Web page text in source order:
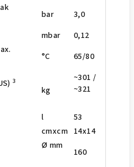
bar
3,0
mbar 0,12
°C 65/80
3
kg
~301 /
~321
l 53
cmxcm 14x14
Ø mm
160